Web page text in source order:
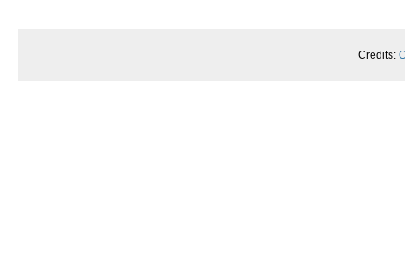
Credits: